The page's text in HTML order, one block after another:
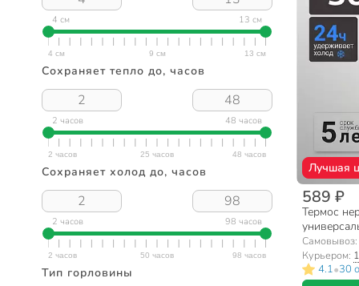
4 см 13 см
Сохраняет тепло до, часов
2 часов 48 часов
Сохраняет холод до, часов
2 часов 98 часов
Тип горловины
Лучшая
589 ₽
Термос
Пыльца,
капучино,
Самовывоз:
Курьером:
4.1•30